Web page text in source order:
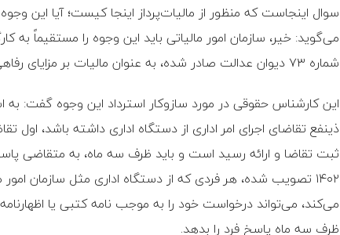
سوال اینجاست که منظور از مالیات‌پرداز اینجا کیست؛ آیا این
شماره ۷۳ دیوان عدالت صادر شده، به عنوان مالیات بر مزایای رفاهی و انگیزشی از کارگران دریافت شده، قابل استرداد است.
این کارشناس حقوقی در مورد سازوکار استرداد این وجوه گفت:
ذینفع تقاضای اجرای امر اداری از دستگاه اداری داشته باشد،
ثبت تقاضا و ارائه رسید است و باید ظرف سه ماه، به متقاضی
۱۴۰۲ تصویب شده، هر فردی که از دستگاه اداری مثل سازمان
می‌کند، می‌تواند درخواست خود را به موجب نامه کتبی یا
ظرف سه ماه پاسخ فرد را بدهد.